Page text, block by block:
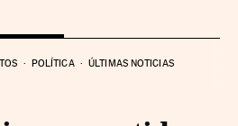
POLÍTICA ÚLTIMAS NOTICIAS